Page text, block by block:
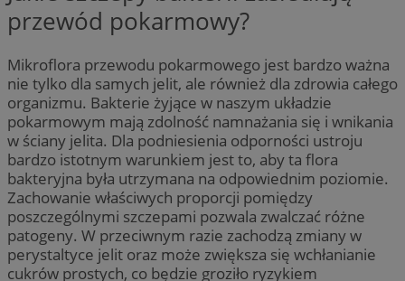
przewód pokarmowy?
Mikroflora przewodu pokarmowego jest bardzo ważna
nie tylko dla samych jelit, ale również dla zdrowia całego
organizmu. Bakterie żyjące w naszym układzie
pokarmowym mają zdolność namnażania się i wnikania
w ściany jelita. Dla podniesienia odporności ustroju
bardzo istotnym warunkiem jest to, aby ta flora
bakteryjna była utrzymana na odpowiednim poziomie.
Zachowanie właściwych proporcji pomiędzy
poszczególnymi szczepami pozwala zwalczać różne
patogeny. W przeciwnym razie zachodzą zmiany w
perystaltyce jelit oraz może zwiększa się wchłanianie
cukrów prostych, co będzie groziło ryzykiem